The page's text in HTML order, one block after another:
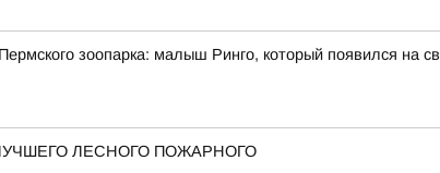
зоопарка: малыш Ринго, который появился на
ЛЕСНОГО ПОЖАРНОГО